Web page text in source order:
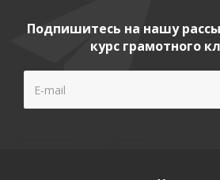
Подпишитесь на нашу
курс грамотного